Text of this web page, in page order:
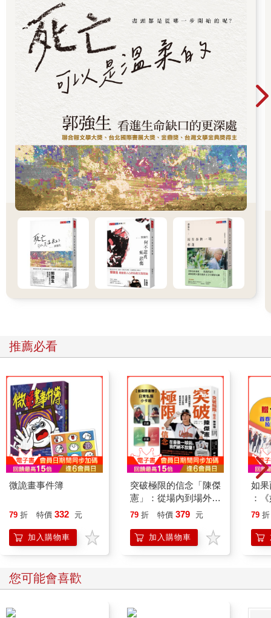
面走下臺階，她一面細數最愛哪些遊戲設施，我跟在後面靜靜地
聽。走出校門，我牽起露比的手，沿著第五大道走過八個街口，
一路上都是整潔明亮的高樓大廈，腳下的人行道一塵不染，紐約
市髒得出名，唯獨第五大道乾乾淨淨，光著腳走路也不用怕。
十月初的日子。距離我大學畢業已經過了半年，這是我住進紐約
的第四個月，我一邊送露比回家一邊想：能找到這份工作真是太
我住的公寓在東哈林區，雖然治安堪慮，但室友萊菈是我最好的
朋友，我們從高中就玩在一塊，每到週末就窩在我外婆家的破沙
發上追《唐頓莊園》，畢業之後到處造訪紐約最潮的夜店。在我
看來，我真的是鵬程萬里了。
搬進紐約兩個月後，聯邦政府開始通知我還學貸，每個星期寄電
子郵件來提醒我有這麼個大包袱。我的學貸負擔超級重──買兩部
新出廠的BMW還有找。十八歲那年，我申請了七位數的學貸，當
時我經手的錢最多就幾萬塊，對錢沒概念，自然覺得不痛不癢。
我卯起來想找一份既能養活自己又能按時還學貸的工作，所有娛
樂圈能面試的崗位，我幾乎都面試了一輪，多虧我大學還主修電
影和電視創作，出了社會一點用處也沒有。
我整個大四都在獅門影業一位王牌製片底下實習，成天讀著源源
不絕的劇本、幫劇本打成績，工作起來超級帶勁，覺得自己天生
就是做這一行的料。畢業後，我來到紐約接受人生第一場面試，
深助導說怎麼分，大家也只能摸摸鼻子。
我決定遷就職場，應徵公關公司的臨時工，一方面薪水比較高──
雖然也高不到哪裡去，但應該夠我生活──二方面多多少少能發揮
創意（但未必是我原本追求的那種創意）。
上班沒多久，學貸冒出頭來打招呼，這下就算是公關公司的薪水
也不夠支應。每個月四萬七的薪水，只夠我吃東西、付房租、搭
地鐵，還有最重要的，修眉。學貸通知一寄來，我立刻領悟：就
算我不吃不喝、走路上班、自己修眉，攢下來的錢還不夠還學貸
的一半。我快速心算了一下：每個月至少要賺八萬多！嚇死人
了！
後來，我發現只要替有錢人工作，就可以不用為職涯起步的低薪
發愁，因此，我立刻抓住機會。 帶小孩是我想都沒想過的工作，
但比起面子，活下去更重要，所以……本來還是社會新鮮人的
我，就這麼當起了寶寶的私人助理。
走到第九個街口，露比在東七十三街停下來說想買冰淇淋。
「什麼口味？」我問。
「薄荷巧克力。」
露比每次都選一樣的口味，但薄荷巧克力是我最不喜歡的。露比
媽不太反對點心，總是會留現金給我，露比隨時想吃什麼都能
有，但還是有例外。
推薦必看
微詭畫事件簿
79 折 特價 332 元
加入購物車
突破極限的信念「陳傑
憲」：從場內到場外，
台灣隊長全力以赴的堅
「日常私服小卡組」）
79 折 特價 379 元
加入購物車
如
：
喵
79 折
您可能會喜歡